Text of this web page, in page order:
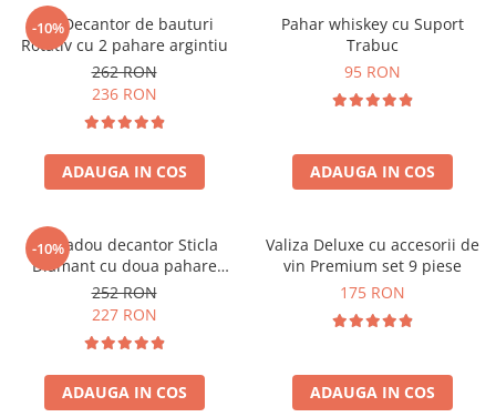
-10%
Set Decantor de bauturi
Rotativ cu 2 pahare argintiu
262 RON
236 RON
ADAUGA IN COS
Pahar whiskey cu Suport
Trabuc
95 RON
ADAUGA IN COS
-10%
Set cadou decantor Sticla
Diamant cu doua pahare
Deluxe
252 RON
227 RON
ADAUGA IN COS
Valiza Deluxe cu accesorii de
vin Premium set 9 piese
175 RON
ADAUGA IN COS